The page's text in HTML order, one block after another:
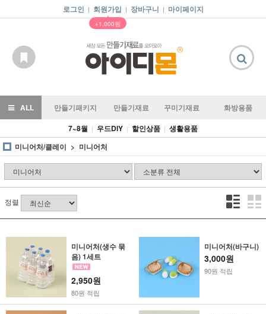
로그인 | 회원가입 |
▲
+1,000원
장바구니 | 마이페이지
ALL 만들기패키지 만들기재료 꾸미기재료
화방용품
7~8월 | 우드DIY | 할인상품 | 생활용품
미니어처/클레이
미니어처
정렬
미니어처(생수 묶
음) 1세트
2,950원
80원 적립
미니어처(바구니)
3,000원
90원 적립